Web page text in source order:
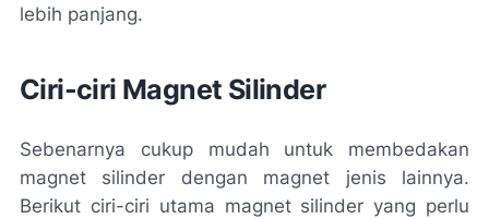
lebih panjang.
Ciri-ciri Magnet Silinder
Sebenarnya cukup mudah untuk membedakan
magnet silinder dengan magnet jenis lainnya.
Berikut ciri-ciri utama magnet silinder yang perlu